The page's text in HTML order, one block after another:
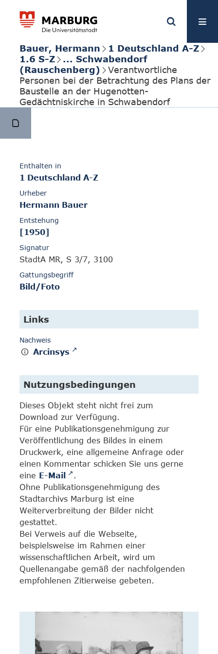
Bauer, Hermann
1 Deutschland A-Z
1.6 S-Z
... Schwabendorf
(Rauschenberg)
Verantwortliche
Personen bei der Betrachtung des Plans der
Baustelle an der Hugenotten-
Gedächtniskirche in Schwabendorf
Enthalten in
1 Deutschland A-Z
Urheber
Hermann Bauer
Entstehung
[1950]
Signatur
StadtA MR, S 3/7, 3100
Gattungsbegriff
Bild/Foto
Links
Nachweis
Arcinsys
Nutzungsbedingungen
Dieses Objekt steht nicht frei zum
Download zur Verfügung.
Für eine Publikationsgenehmigung zur
Veröffentlichung des Bildes in einem
Druckwerk, eine allgemeine Anfrage oder
einen Kommentar schicken Sie uns gerne
eine E-Mail
.
Ohne Publikationsgenehmigung des
Stadtarchivs Marburg ist eine
Weiterverbreitung der Bilder nicht
gestattet.
Bei Verweis auf die Webseite,
beispielsweise im Rahmen einer
wissenschaftlichen Arbeit, wird um
Quellenangabe gemäß der nachfolgenden
empfohlenen Zitierweise gebeten.